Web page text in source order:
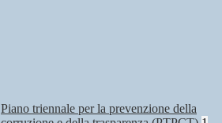
Piano triennale per la prevenzione della